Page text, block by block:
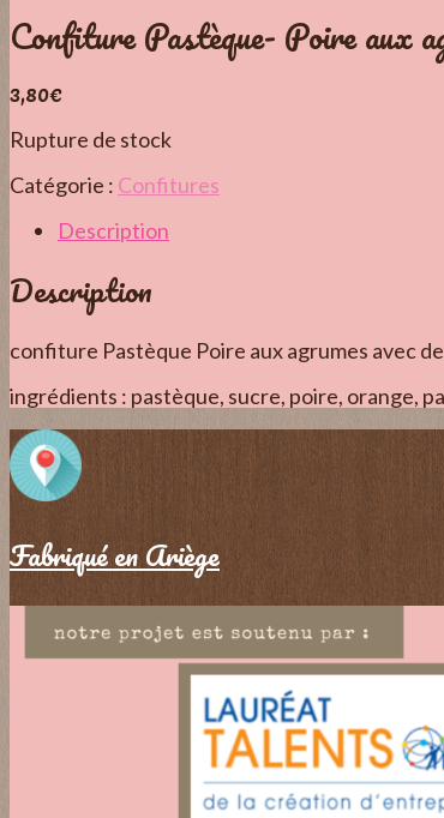
Confiture Pastèque- Poire aux
3,80€
Rupture de stock
Catégorie : Confitures
Description
Description
confiture Pastèque Poire aux agrumes avec
ingrédients : pastèque, sucre, poire, orange,
Fabriqué en Ariège